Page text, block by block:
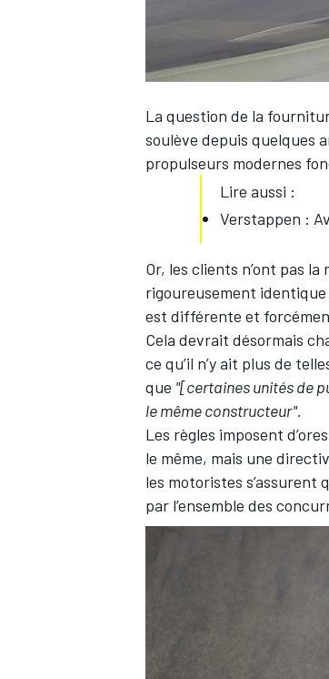
La question de la
soulève depuis quelques
propulseurs modernes
Lire aussi :
Verstappen :
Or, les clients n’ont pas
rigoureusement identique
est différente et
Cela devrait désormais
ce qu’il n’y ait plus de
que "[certaines unités de
le même constructeur".
Les règles imposent
le même, mais une
les motoristes s’assurent
par l’ensemble des